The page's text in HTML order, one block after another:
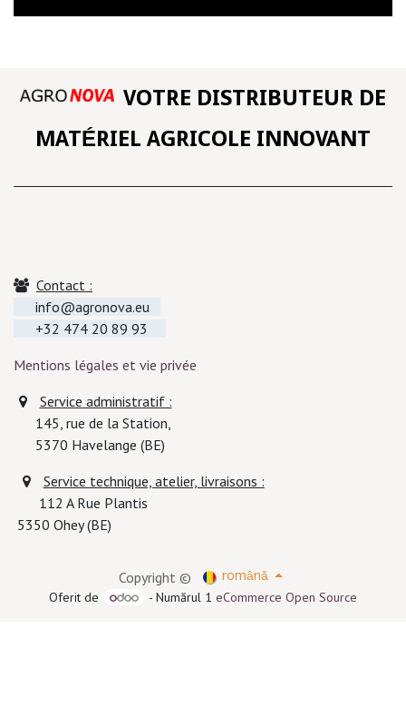
VOTRE DISTRIBUTEUR DE
MATÉRIEL AGRICOLE INNOVANT
Contact :
info@agronova.eu
+32 474 20 89 93
Mentions légales et vie privée
Service administratif :
145, rue de la Station,
5370 Havelange (BE)
Service technique, atelier, livraisons :
112 A Rue Plantis
5350 Ohey (BE)
Copyright ©
română
Oferit de
- Numărul 1eCommerce Open Source